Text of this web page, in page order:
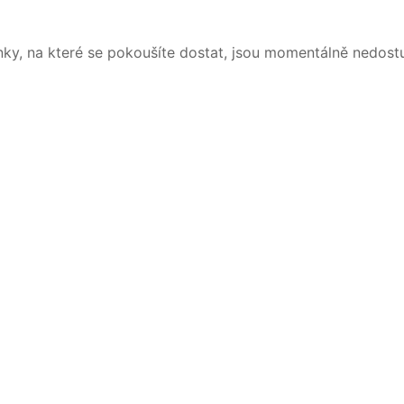
na které se pokoušíte dostat, jsou momentálně